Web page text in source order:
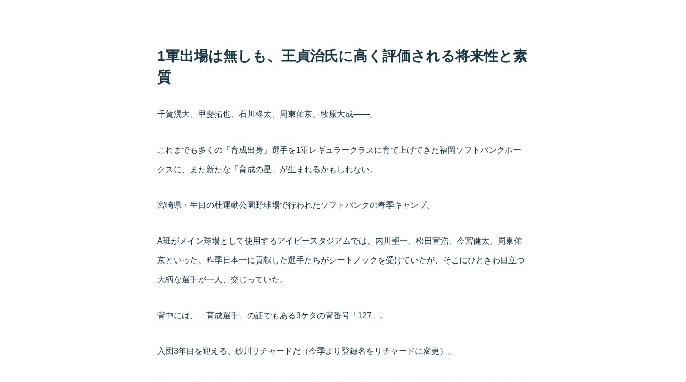
1軍出場は無しも、王貞治氏に高く評価される将来性と素
質
千賀滉大、甲斐拓也、石川柊太、周東佑京、牧原大成――。
これまでも多くの「育成出身」選手を1軍レギュラークラスに育て上げてきた福岡ソフトバンクホー
クスに、また新たな「育成の星」が生まれるかもしれない。
宮崎県・生目の杜運動公園野球場で行われたソフトバンクの春季キャンプ。
A班がメイン球場として使用するアイビースタジアムでは、内川聖一、松田宣浩、今宮健太、周東佑
京といった、昨季日本一に貢献した選手たちがシートノックを受けていたが、そこにひときわ目立つ
大柄な選手が一人、交じっていた。
背中には、「育成選手」の証でもある3ケタの背番号「127」。
入団3年目を迎える、砂川リチャードだ（今季より登録名をリチャードに変更）。